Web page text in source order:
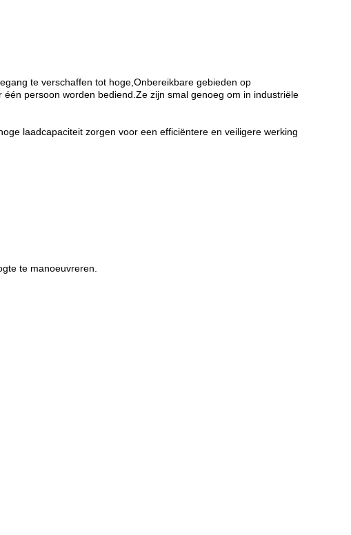
te verschaffen tot hoge,Onbereikbare gebieden op
persoon worden bediend.Ze zijn smal genoeg om in industriële
laadcapaciteit zorgen voor een efficiëntere en veiligere werking
te manoeuvreren.